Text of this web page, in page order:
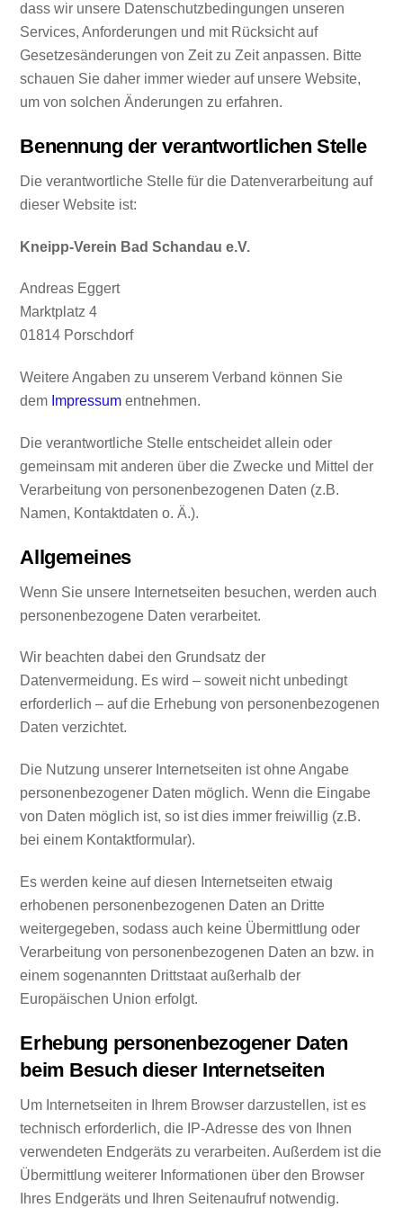
dass wir unsere Datenschutzbedingungen unseren
Services, Anforderungen und mit Rücksicht auf
Gesetzesänderungen von Zeit zu Zeit anpassen. Bitte
schauen Sie daher immer wieder auf unsere Website,
um von solchen Änderungen zu erfahren.
Benennung der verantwortlichen Stelle
Die verantwortliche Stelle für die Datenverarbeitung auf
dieser Website ist:
Kneipp-Verein Bad Schandau e.V.
Andreas Eggert
Marktplatz 4
01814 Porschdorf
Weitere Angaben zu unserem Verband können Sie
dem Impressum entnehmen.
Die verantwortliche Stelle entscheidet allein oder
gemeinsam mit anderen über die Zwecke und Mittel der
Verarbeitung von personenbezogenen Daten (z.B.
Namen, Kontaktdaten o. Ä.).
Allgemeines
Wenn Sie unsere Internetseiten besuchen, werden auch
personenbezogene Daten verarbeitet.
Wir beachten dabei den Grundsatz der
Datenvermeidung. Es wird – soweit nicht unbedingt
erforderlich – auf die Erhebung von personenbezogenen
Daten verzichtet.
Die Nutzung unserer Internetseiten ist ohne Angabe
personenbezogener Daten möglich. Wenn die Eingabe
von Daten möglich ist, so ist dies immer freiwillig (z.B.
bei einem Kontaktformular).
Es werden keine auf diesen Internetseiten etwaig
erhobenen personenbezogenen Daten an Dritte
weitergegeben, sodass auch keine Übermittlung oder
Verarbeitung von personenbezogenen Daten an bzw. in
einem sogenannten Drittstaat außerhalb der
Europäischen Union erfolgt.
Erhebung personenbezogener Daten
beim Besuch dieser Internetseiten
Um Internetseiten in Ihrem Browser darzustellen, ist es
technisch erforderlich, die IP-Adresse des von Ihnen
verwendeten Endgeräts zu verarbeiten. Außerdem ist die
Übermittlung weiterer Informationen über den Browser
Ihres Endgeräts und Ihren Seitenaufruf notwendig.